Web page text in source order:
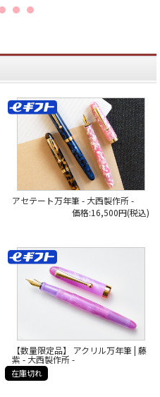
アセテート万年筆 - 大西製作所 -
価格:16,500円(税込)
【数量限定品】 アクリル万年筆 | 藤
紫 - 大西製作所 -
在庫切れ